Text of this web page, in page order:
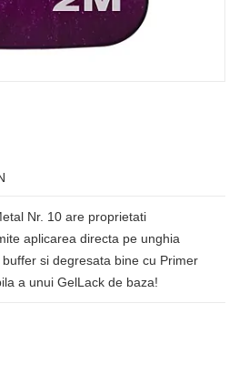
Nr. 10 are proprietati
aplicarea directa pe unghia
si degresata bine cu Primer
a unui GelLack de baza!